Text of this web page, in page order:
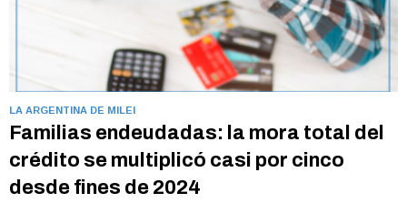
LA ARGENTINA DE MILEI
Familias endeudadas: la mora total del
crédito se multiplicó casi por cinco
desde fines de 2024